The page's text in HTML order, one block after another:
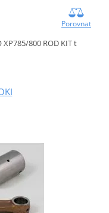
Porovnat
800 ROD KIT t